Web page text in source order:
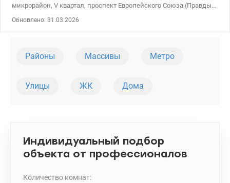
микрорайон, V квартал, проспект Европейского Союза (Правды)
территория. Право собственности более 3 лет. Рядом ТРЦ
Обновлено: 31.03.2026
Районы Массивы Метро
Улицы ЖК Дома
Индивидуальный подбор
объекта от профессионалов
Количество комнат: